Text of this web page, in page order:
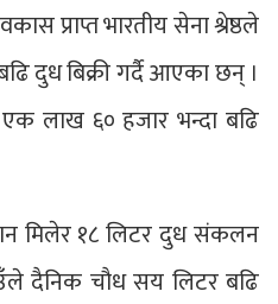
प्राप्त भारतीय सेना श्रेष्ठले
दुध बिक्री गर्दै आएका छन् ।
एक लाख ६० हजार भन्दा बढि
मिलेर १८ लिटर दुध संकलन
दैनिक चौध सय लिटर बढि